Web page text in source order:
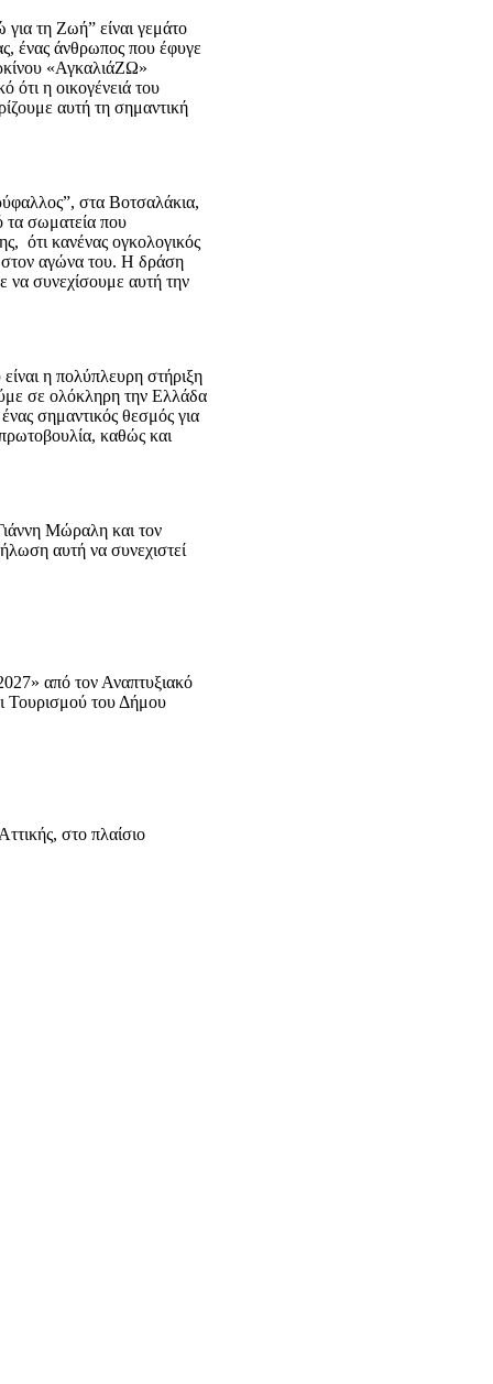
τη Ζωή” είναι γεμάτο
ένας άνθρωπος που έφυγε
«ΑγκαλιάΖΩ»
ότι η οικογένειά του
αυτή τη σημαντική
στα Βοτσαλάκια,
τα σωματεία που
ότι κανένας ογκολογικός
στον αγώνα του. Η δράση
να συνεχίσουμε αυτή την
η πολύπλευρη στήριξη
σε ολόκληρη την Ελλάδα
σημαντικός θεσμός για
καθώς και
Μώραλη και τον
αυτή να συνεχιστεί
από τον Αναπτυξιακό
του Δήμου
στο πλαίσιο